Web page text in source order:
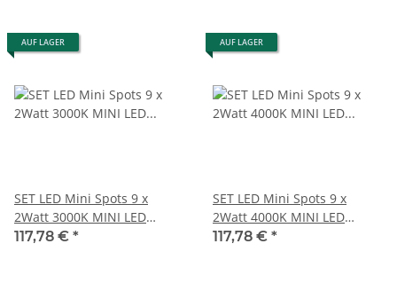
AUF LAGER
SET LED Mini Spots 9 x
2Watt 3000K MINI LED
Einbaustrahler Dimmbar
117,78 € *
AUF LAGER
SET LED Mini Spots 9 x
2Watt 4000K MINI LED
Einbaustrahler Dimmbar
117,78 € *